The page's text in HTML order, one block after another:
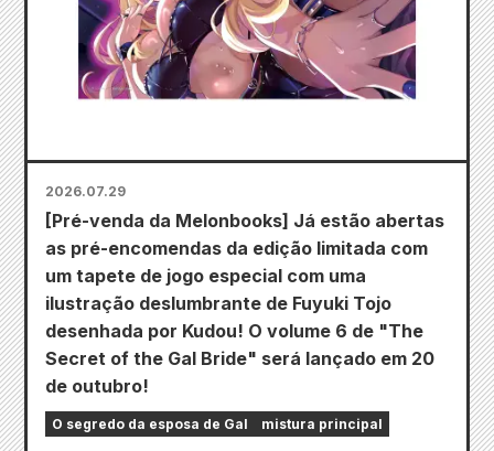
2026.07.29
[Pré-venda da Melonbooks] Já estão abertas
as pré-encomendas da edição limitada com
um tapete de jogo especial com uma
ilustração deslumbrante de Fuyuki Tojo
desenhada por Kudou! O volume 6 de "The
Secret of the Gal Bride" será lançado em 20
de outubro!
O segredo da esposa de Gal mistura principal